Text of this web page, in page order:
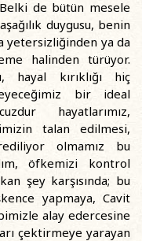
de bütün mesele
duygusu, benin
yetersizliğinden ya da
halinden türüyor.
hayal kırıklığı hiç
bir ideal
hayatlarımız,
talan edilmesi,
olmamız bu
öfkemizi kontrol
şey karşısında; bu
yapmaya, Cavit
alay edercesine
çektirmeye yarayan